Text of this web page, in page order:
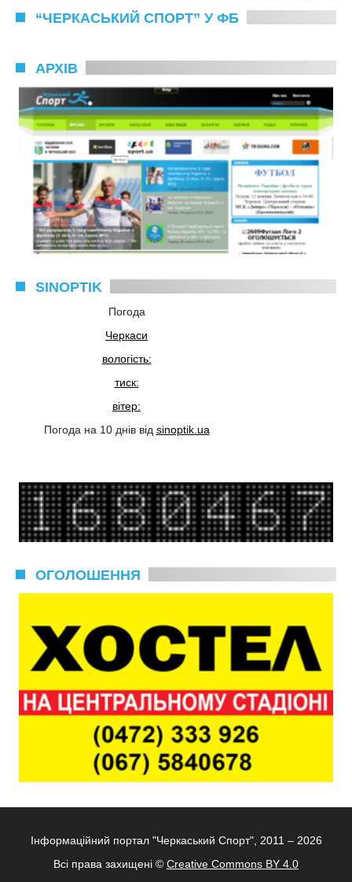
“ЧЕРКАСЬКИЙ СПОРТ” У ФБ
АРХІВ
SINOPTIK
Погода
Черкаси
вологість:
тиск:
вітер:
Погода на 10 днів від sinoptik.ua
ОГОЛОШЕННЯ
Інформаційний портал "Черкаський Спорт", 2011 – 2026
Всі права захищені © Creative Commons BY 4.0